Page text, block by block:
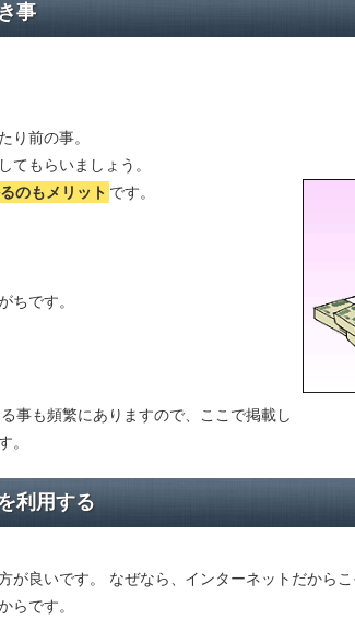
事
り前の事。
てもらいましょう。
のもメリット です。
ちです。
事も頻繁にありますので、ここで掲載し
。
利用する
が良いです。 なぜなら、インターネットだから
らです。